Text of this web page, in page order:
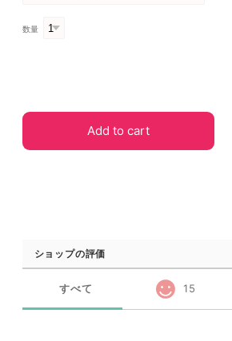
数量
Add to cart
ショップの評価
すべて 15